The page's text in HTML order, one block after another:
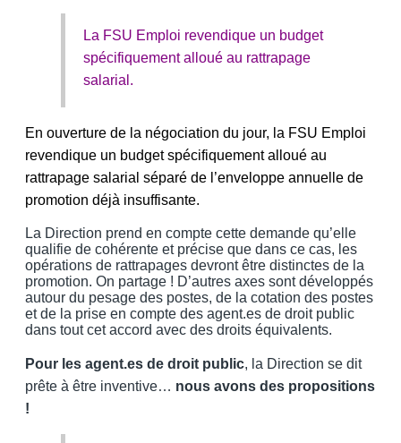
La FSU Emploi revendique un budget
spécifiquement alloué au rattrapage
salarial.
En ouverture de la négociation du jour, la FSU Emploi
revendique un budget spécifiquement alloué au
rattrapage salarial séparé de l’enveloppe annuelle de
promotion déjà insuffisante.
La Direction prend en compte cette demande qu’elle
qualifie de cohérente et précise que dans ce cas, les
opérations de rattrapages devront être distinctes de la
promotion. On partage ! D’autres axes sont développés
autour du pesage des postes, de la cotation des postes
et de la prise en compte des agent.es de droit public
dans tout cet accord avec des droits équivalents.
Pour les agent.es de droit public, la Direction se dit
prête à être inventive… nous avons des propositions
!